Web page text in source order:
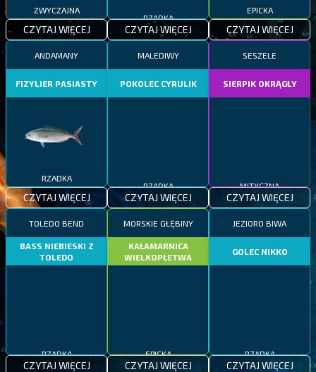
ZWYCZAJNA
CZYTAJ WIĘCEJ CZYTAJ WIĘCEJ
EPICKA
CZYTAJ WIĘCEJ
ANDAMANY
FIZYLIER PASIASTY
RZADKA
CZYTAJ WIĘCEJ
MALEDIWY
POKOLEC CYRULIK
CZYTAJ WIĘCEJ
SESZELE
SIERPIK OKRĄGŁY
CZYTAJ WIĘCEJ
TOLEDO BEND
BASS NIEBIESKI Z
TOLEDO
CZYTAJ WIĘCEJ
MORSKIE GŁĘBINY
KAŁAMARNICA
WIELKOPŁETWA
EPICKA
CZYTAJ WIĘCEJ
JEZIORO BIWA
GOLEC NIKKO
CZYTAJ WIĘCEJ